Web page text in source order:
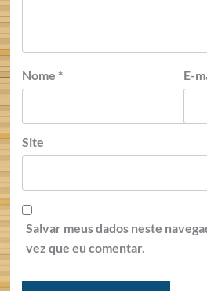
Nome * E-
Site
Salvar meus dados neste
vez que eu comentar.